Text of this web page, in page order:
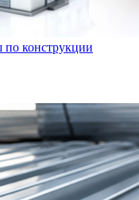
конструкции